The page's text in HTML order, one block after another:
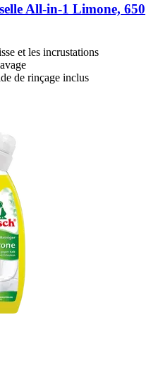
All-​in-​1 Limone, 650
et les incrustations
de rinçage inclus